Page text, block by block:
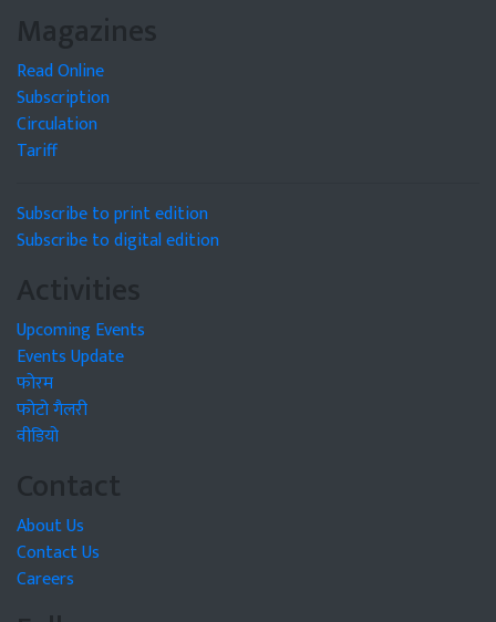
Magazines
Read Online
Subscription
Circulation
Tariff
Subscribe to print edition
Subscribe to digital edition
Activities
Upcoming Events
Events Update
फोरम
फोटो गैलरी
वीडियो
Contact
About Us
Contact Us
Careers